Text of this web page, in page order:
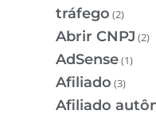
tráfego (2)
Abrir CNPJ (2)
AdSense(1)
Afiliado (3)
Afiliado